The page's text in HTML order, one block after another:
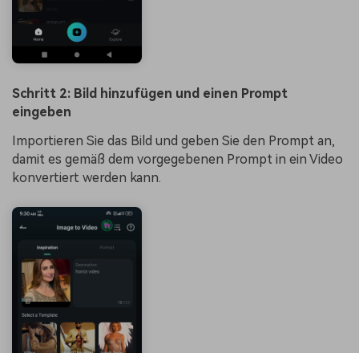
Schritt 2: Bild hinzufügen und einen Prompt
eingeben
Importieren Sie das Bild und geben Sie den Prompt an,
damit es gemäß dem vorgegebenen Prompt in ein Video
konvertiert werden kann.